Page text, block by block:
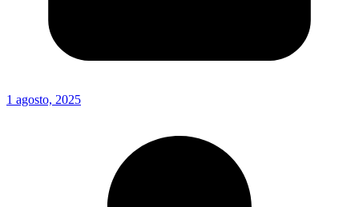
1 agosto, 2025